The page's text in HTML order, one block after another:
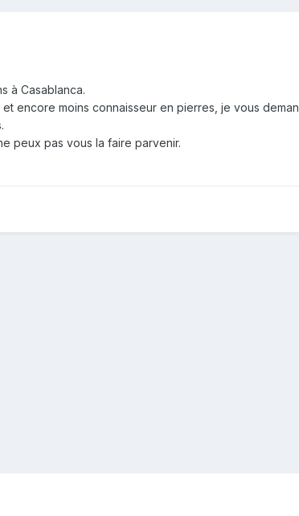
à Casablanca.
encore moins connaisseur en pierres, je vous
peux pas vous la faire parvenir.